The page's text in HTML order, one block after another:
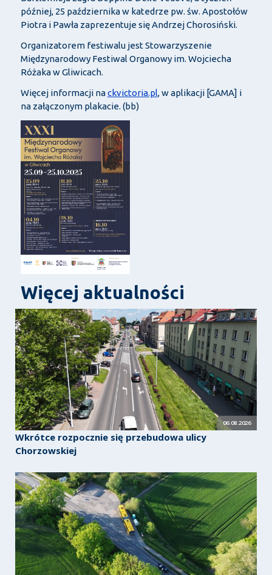
później, 25 października w katedrze pw. św. Apostołów
Piotra i Pawła zaprezentuje się Andrzej Chorosiński.
Organizatorem festiwalu jest Stowarzyszenie
Międzynarodowy Festiwal Organowy im. Wojciecha
Różaka w Gliwicach.
Więcej informacji nackvictoria.pl, w aplikacji [GAMA] i
na załączonym plakacie. (bb)
Więcej aktualności
06.08.2026
Wkrótce rozpocznie się przebudowa ulicy
Chorzowskiej